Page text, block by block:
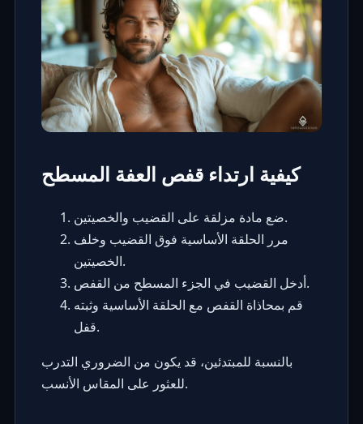
كيفية ارتداء قفص العفة المسطح
ضع مادة مزلقة على القضيب والخصيتين.
مرر الحلقة الأساسية فوق القضيب وخلف
الخصيتين.
أدخل القضيب في الجزء المسطح من القفص.
قم بمحاذاة القفص مع الحلقة الأساسية وثبته
قفل.
بالنسبة للمبتدئين، قد يكون من الضروري التدرب
للعثور على المقاس الأنسب.